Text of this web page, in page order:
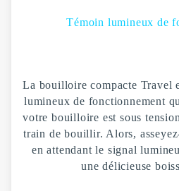
Témoin lumineux de
La bouilloire compacte Travel
lumineux de fonctionnement
votre bouilloire est sous
train de bouillir. Alors,
en attendant le signal
une délicieuse